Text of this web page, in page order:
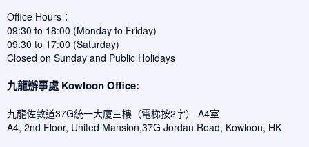
Office Hours：
09:30 to 18:00 (Monday to Friday)
09:30 to 17:00 (Saturday)
Closed on Sunday and Public Holidays
九龍辦事處 Kowloon Office:
九龍佐敦道37G統一大廈三樓（電梯按2字） A4室
A4, 2nd Floor, United Mansion,37G Jordan Road, Kowloon, HK